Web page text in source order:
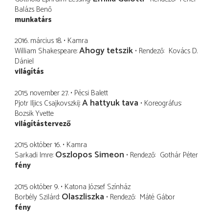
Balázs Benő
munkatárs
2016. március 18. Kamra
William Shakespeare Ahogy tetszik Rendező Kovács D.
Dániel
világítás
2015. november 27. Pécsi Balett
Pjotr Iljics Csajkovszkij A hattyuk tava Koreográfus
Bozsik Yvette
világítástervező
2015. október 16. Kamra
Sarkadi Imre Oszlopos Simeon Rendező Gothár Péter
fény
2015. október 9. Katona József Színház
Borbély Szilárd Olaszliszka Rendező Máté Gábor
fény